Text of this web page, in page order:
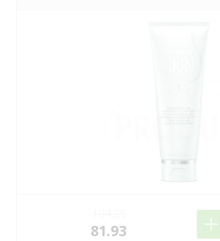
81.93